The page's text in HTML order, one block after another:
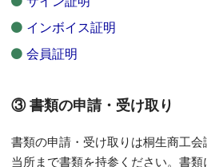
インボイス証明
会員証明
③ 書類の申請・受け取り
書類の申請・受け取りは桐生商工会
当所まで書類を持参ください。書